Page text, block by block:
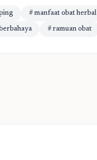
# manfaat obat herbal
# ramuan obat